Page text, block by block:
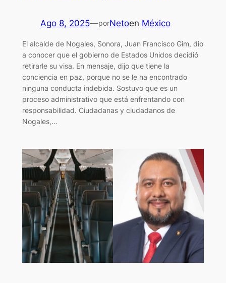
Ago 8, 2025—porNetoen México
El alcalde de Nogales, Sonora, Juan Francisco Gim, dio
a conocer que el gobierno de Estados Unidos decidió
retirarle su visa. En mensaje, dijo que tiene la
conciencia en paz, porque no se le ha encontrado
ninguna conducta indebida. Sostuvo que es un
proceso administrativo que está enfrentando con
responsabilidad. Ciudadanas y ciudadanos de
Nogales,…